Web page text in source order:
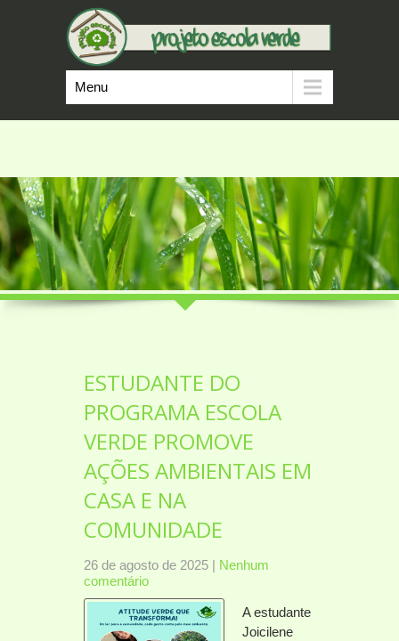
Menu
ESTUDANTE DO
PROGRAMA ESCOLA
VERDE PROMOVE
AÇÕES AMBIENTAIS EM
CASA E NA
COMUNIDADE
26 de agosto de 2025 | Nenhum
comentário
A estudante
Joicilene